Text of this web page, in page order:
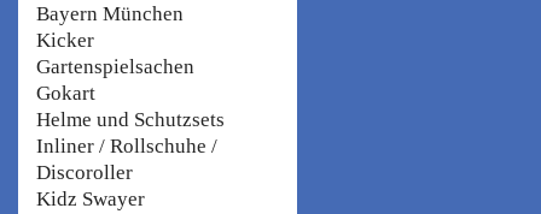
Bayern München
Kicker
Gartenspielsachen
Gokart
Helme und Schutzsets
Inliner / Rollschuhe /
Discoroller
Kidz Swayer